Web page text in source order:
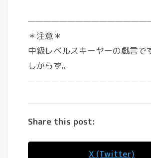
＊注意＊
中級レベルスキーヤーの戯言で
しからず。
Share this post:
X (Twitter)